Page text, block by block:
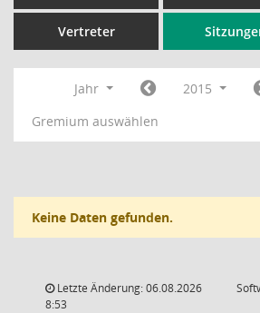
Vertreter
Jahr
2015
Gremium auswählen
Keine Daten gefunden.
Letzte Änderung: 06.08.2026
8:53